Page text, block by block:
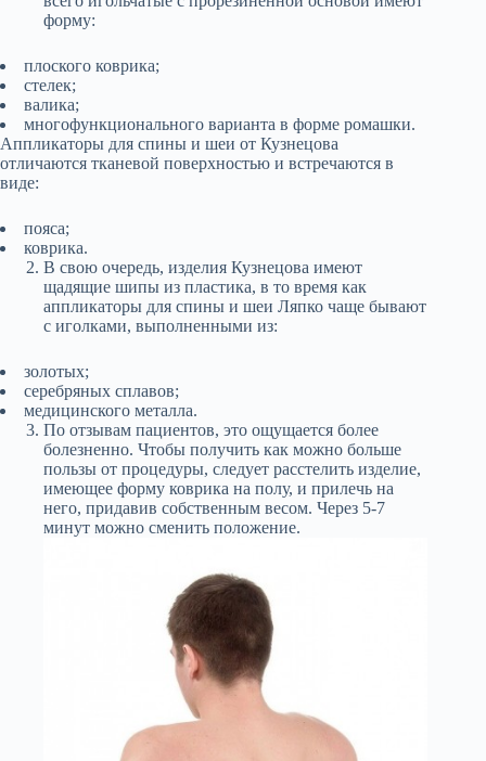
форму:
плоского коврика;
стелек;
валика;
многофункционального варианта в форме ромашки.
Аппликаторы для спины и шеи от Кузнецова
отличаются тканевой поверхностью и встречаются в
виде:
пояса;
коврика.
В свою очередь, изделия Кузнецова имеют
щадящие шипы из пластика, в то время как
аппликаторы для спины и шеи Ляпко чаще бывают
с иголками, выполненными из:
золотых;
серебряных сплавов;
медицинского металла.
По отзывам пациентов, это ощущается более
болезненно. Чтобы получить как можно больше
пользы от процедуры, следует расстелить изделие,
имеющее форму коврика на полу, и прилечь на
него, придавив собственным весом. Через 5-7
минут можно сменить положение.